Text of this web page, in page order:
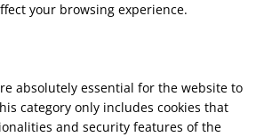
your browsing experience.
absolutely essential for the website to
category only includes cookies that
and security features of the